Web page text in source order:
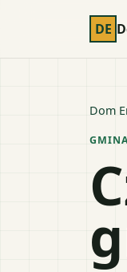
DE
Dom